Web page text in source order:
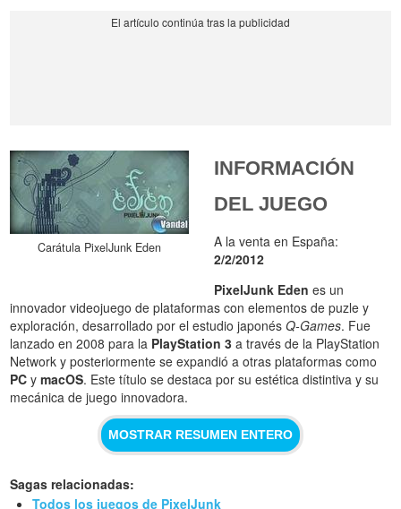
Carátula PixelJunk Eden
INFORMACIÓN
DEL JUEGO
A la venta en España:
2/2/2012
PixelJunk Eden es un
innovador videojuego de plataformas con elementos de puzle y
exploración, desarrollado por el estudio japonésQ-Games. Fue
lanzado en 2008 para la PlayStation 3 a través de la PlayStation
Network y posteriormente se expandió a otras plataformas como
PC ymacOS. Este título se destaca por su estética distintiva y su
mecánica de juego innovadora.
MOSTRAR RESUMEN ENTERO
Sagas relacionadas:
Todos los juegos de PixelJunk